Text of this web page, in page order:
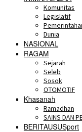
Komunitas
Legislatif
Dunia
NASIONAL
RAGAM
Sejarah
Seleb
Sosok
OTOMOTIF
Khasanah
Ramadhan
SAINS DAN
BERITAUSUSport